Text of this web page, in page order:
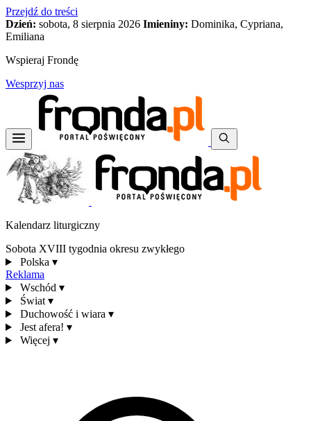
Przejdź do treści
Dzień: sobota, 8 sierpnia 2026 Imieniny: Dominika, Cypriana,
Emiliana
Wspieraj Frondę
Wesprzyj nas
Kalendarz liturgiczny
Sobota XVIII tygodnia okresu zwykłego
Polska ▾
Reklama
Wschód ▾
Świat ▾
Duchowość i wiara ▾
Jest afera! ▾
Więcej ▾